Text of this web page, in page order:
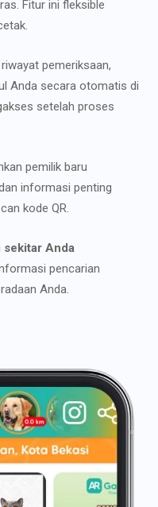
Fitur ini fleksible
pemeriksaan,
Anda secara otomatis di
setelah proses
pemilik baru
informasi penting
kode QR.
sekitar Anda
pencarian
Anda.